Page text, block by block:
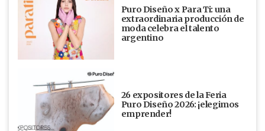
Puro Diseño x Para Ti: una
extraordinaria producción de
moda celebra el talento
argentino
26 expositores de la Feria
Puro Diseño 2026: ¡elegimos
emprender!